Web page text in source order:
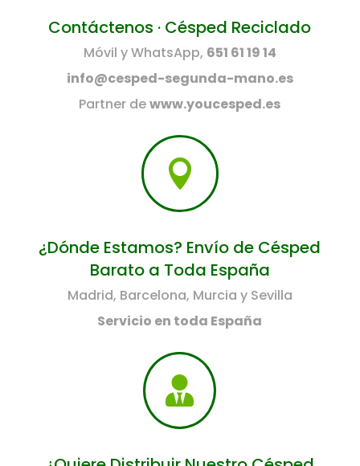
Contáctenos · Césped Reciclado
Móvil y WhatsApp, 651 61 19 14
info@cesped-segunda-mano.es
Partner dewww.youcesped.es

¿Dónde Estamos? Envío de Césped
Barato a Toda España
Madrid, Barcelona, Murcia y Sevilla
Servicio en toda España
